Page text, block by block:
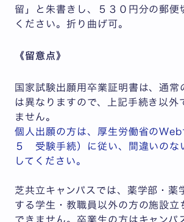
留」と朱書きし、５３０円分の郵便
ください。折り曲げ可。
《留意点》
国家試験出願用卒業証明書は、通常
は異なりますので、上記手続き以外
ません。
個人出願の方は、厚生労働省のWeb
５ 受験手続）に従い、間違いのな
してください。
芝共立キャンパスでは、薬学部・薬
する学生・教職員以外の方の施設立
できません。卒業生の方はキャンパ